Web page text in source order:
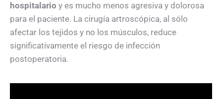
hospitalario y es mucho menos agresiva y dolorosa
para el paciente. La cirugía artroscópica, al sólo
afectar los tejidos y no los músculos, reduce
significativamente el riesgo de infección
postoperatoria.